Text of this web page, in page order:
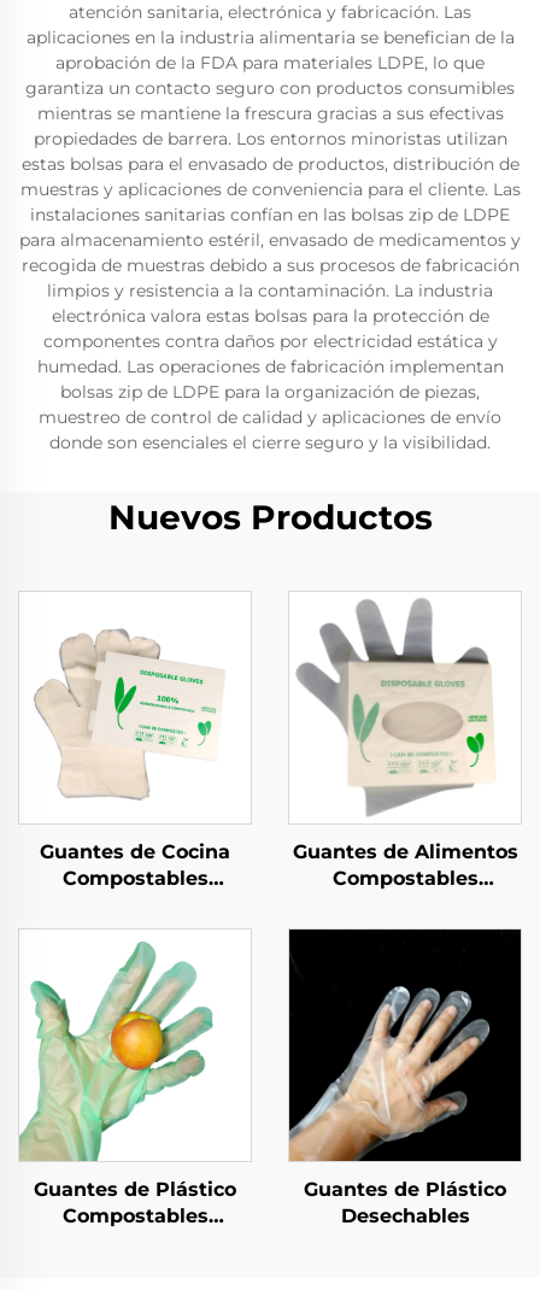
atención sanitaria, electrónica y fabricación. Las
aplicaciones en la industria alimentaria se benefician de la
aprobación de la FDA para materiales LDPE, lo que
garantiza un contacto seguro con productos consumibles
mientras se mantiene la frescura gracias a sus efectivas
propiedades de barrera. Los entornos minoristas utilizan
estas bolsas para el envasado de productos, distribución de
muestras y aplicaciones de conveniencia para el cliente. Las
instalaciones sanitarias confían en las bolsas zip de LDPE
para almacenamiento estéril, envasado de medicamentos y
recogida de muestras debido a sus procesos de fabricación
limpios y resistencia a la contaminación. La industria
electrónica valora estas bolsas para la protección de
componentes contra daños por electricidad estática y
humedad. Las operaciones de fabricación implementan
bolsas zip de LDPE para la organización de piezas,
muestreo de control de calidad y aplicaciones de envío
donde son esenciales el cierre seguro y la visibilidad.
Nuevos Productos
Guantes de Cocina
Compostables
Compostables Hechos
de Material PLA PBAT
almidón de maíz
Guantes de Alimentos
Compostables
Compostables Hechos
almidón de maíz
Guantes de Plástico
Compostables
Guantes de Plástico
Desechables